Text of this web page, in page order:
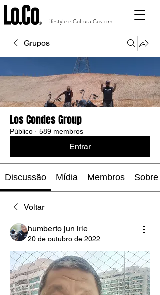
Lifestyle e Cultura Custom
Grupos
Los Condes Group
Público · 589 membros
Entrar
Discussão Mídia Membros Sobre
Voltar
humberto jun irie
20 de outubro de 2022